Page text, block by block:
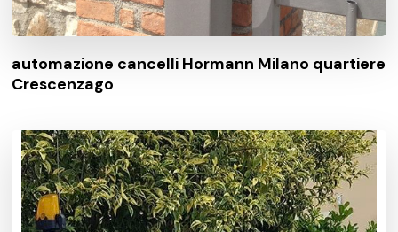
automazione cancelli Hormann Milano quartiere
Crescenzago